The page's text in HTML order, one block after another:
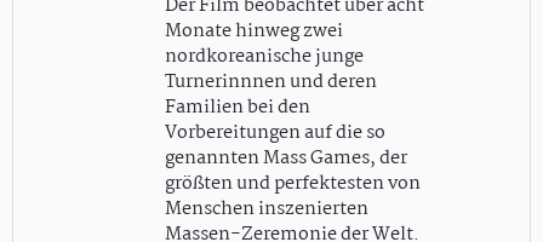
Der Film beobachtet über acht
Monate hinweg zwei
nordkoreanische junge
Turnerinnnen und deren
Familien bei den
Vorbereitungen auf die so
genannten Mass Games, der
größten und perfektesten von
Menschen inszenierten
Massen-Zeremonie der Welt.